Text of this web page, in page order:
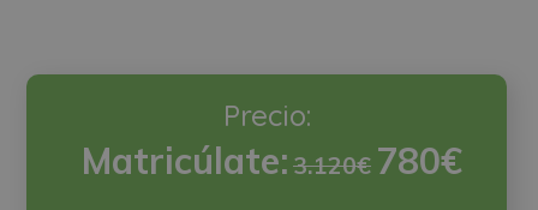
Precio:
Matricúlate:3.120€ 780€